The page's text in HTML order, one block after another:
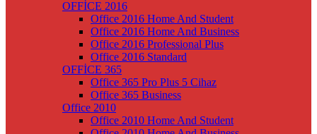
OFFİCE 2016
Office 2016 Home And Student
Office 2016 Home And Business
Office 2016 Professional Plus
Office 2016 Standard
OFFİCE 365
Office 365 Pro Plus 5 Cihaz
Office 365 Business
Office 2010
Office 2010 Home And Student